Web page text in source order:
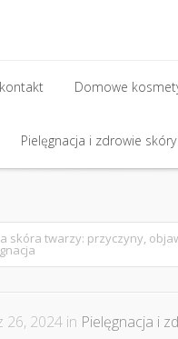
kontakt
Domowe
Domowe
Pielęgnacja i zdrowie skóry
skóra twarzy: przyczyny,
26, 2024 in Pielęgnacja i